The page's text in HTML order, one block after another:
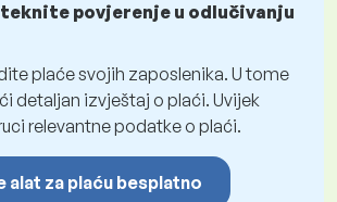
povjerenje u odlučivanju
plaće svojih zaposlenika. U tome
detaljan izvještaj o plaći. Uvijek
relevantne podatke o plaći.
alat za plaću besplatno